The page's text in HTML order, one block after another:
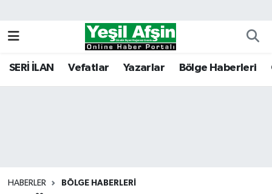
SERİ İLAN Vefatlar Yazarlar Bölge Haberleri
HABERLER BÖLGE HABERLERI
Kahramanmaraş Nöbetçi Eczaneler